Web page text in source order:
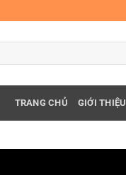
TRANG CHỦ GIỚI THIỆU